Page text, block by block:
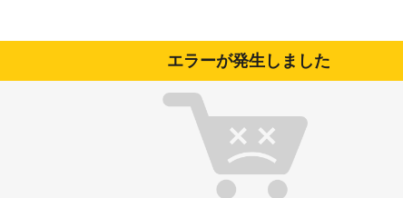
エラーが発生しました